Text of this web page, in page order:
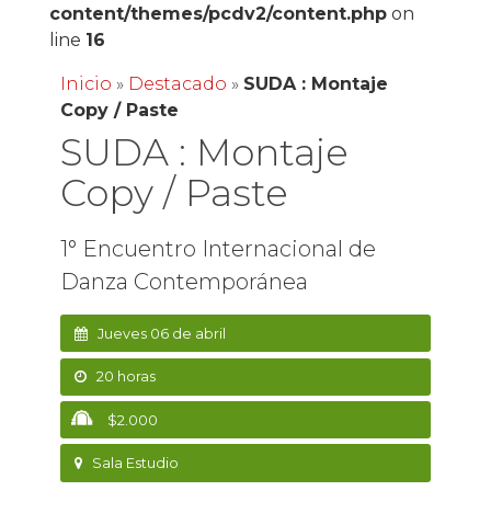
content/themes/pcdv2/content.phpon
line 16
Inicio » Destacado » SUDA : Montaje
Copy / Paste
SUDA : Montaje
Copy / Paste
1° Encuentro Internacional de
Danza Contemporánea
Jueves 06 de abril
20 horas
$2.000
Sala Estudio